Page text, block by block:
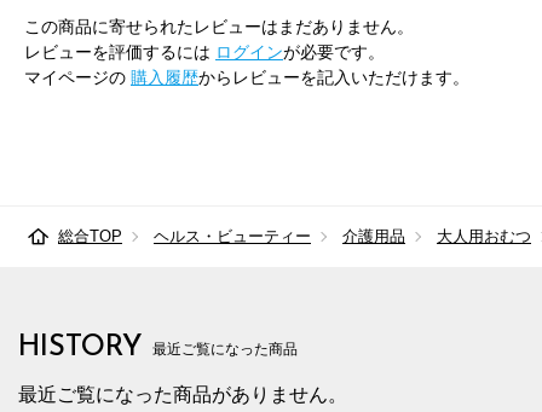
この商品に寄せられたレビューはまだありません。
レビューを評価するには ログインが必要です。
マイページの 購入履歴からレビューを記入いただけます。
総合TOP ヘルス・ビューティー 介護用品 大人用おむつ
HISTORY 最近ご覧になった商品
最近ご覧になった商品がありません。